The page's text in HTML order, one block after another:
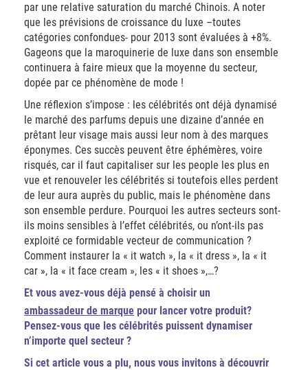
par une relative saturation du marché Chinois. A noter
que les prévisions de croissance du luxe –toutes
catégories confondues- pour 2013 sont évaluées à +8%.
Gageons que la maroquinerie de luxe dans son ensemble
continuera à faire mieux que la moyenne du secteur,
dopée par ce phénomène de mode !
Une réflexion s’impose : les célébrités ont déjà dynamisé
le marché des parfums depuis une dizaine d’année en
prêtant leur visage mais aussi leur nom à des marques
éponymes. Ces succès peuvent être éphémères, voire
risqués, car il faut capitaliser sur les people les plus en
vue et renouveler les célébrités si toutefois elles perdent
de leur aura auprès du public, mais le phénomène dans
son ensemble perdure. Pourquoi les autres secteurs sont-
ils moins sensibles à l’effet célébrités, ou n’ont-ils pas
exploité ce formidable vecteur de communication ?
Comment instaurer la « it watch », la « it dress », la « it
car », la « it face cream », les « it shoes »,…?
Et vous avez-vous déjà pensé à choisir un
ambassadeur de marque pour lancer votre produit?
Pensez-vous que les célébrités puissent dynamiser
n’importe quel secteur ?
Si cet article vous a plu, nous vous invitons à découvrir